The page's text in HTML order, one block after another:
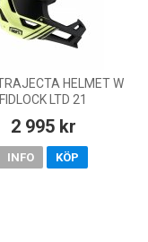
HELMET W
FIDLOCK LTD 21
2 995 kr
INFO KÖP